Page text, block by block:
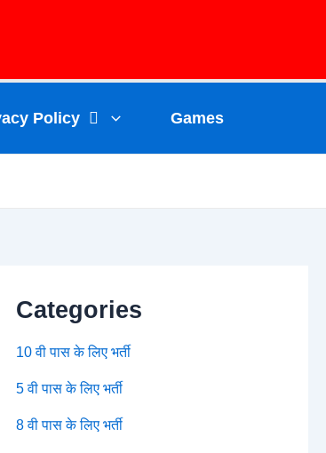
Policy Games
Categories
10 वी पास के लिए भर्ती
5 वी पास के लिए भर्ती
8 वी पास के लिए भर्ती